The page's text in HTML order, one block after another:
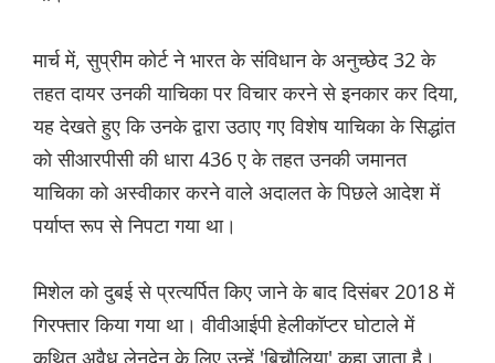
मार्च में, सुप्रीम कोर्ट ने भारत के संविधान के अनुच्छेद 32 के
तहत दायर उनकी याचिका पर विचार करने से इनकार कर दिया,
यह देखते हुए कि उनके द्वारा उठाए गए विशेष याचिका के सिद्धांत
को सीआरपीसी की धारा 436 ए के तहत उनकी जमानत
याचिका को अस्वीकार करने वाले अदालत के पिछले आदेश में
पर्याप्त रूप से निपटा गया था।
मिशेल को दुबई से प्रत्यर्पित किए जाने के बाद दिसंबर 2018 में
गिरफ्तार किया गया था। वीवीआईपी हेलीकॉप्टर घोटाले में